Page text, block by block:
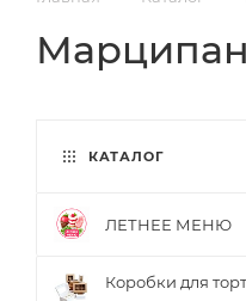
Марципан
КАТАЛОГ
ЛЕТНЕЕ МЕНЮ
Коробки для